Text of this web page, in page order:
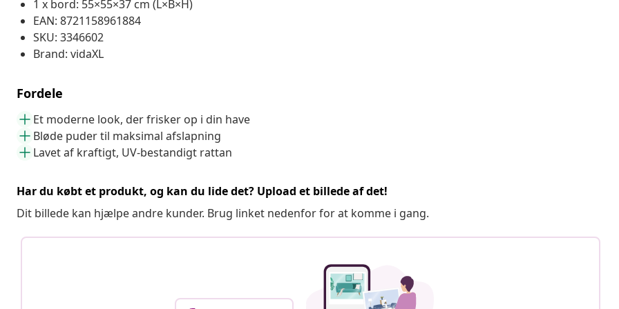
1 x bord: 55×55×37 cm (L×B×H)
EAN: 8721158961884
SKU: 3346602
Brand: vidaXL
Fordele
Et moderne look, der frisker op i din have
Bløde puder til maksimal afslapning
Lavet af kraftigt, UV-bestandigt rattan
Har du købt et produkt, og kan du lide det? Upload et billede af det!
Dit billede kan hjælpe andre kunder. Brug linket nedenfor for at komme i gang.